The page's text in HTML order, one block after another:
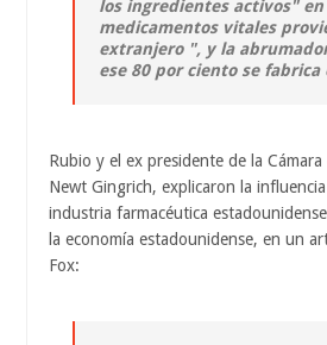
los ingredientes activos" en
medicamentos vitales
extranjero ", y la
ese 80 por ciento se fabrica
Rubio y el ex presidente de la
Newt Gingrich, explicaron la
industria farmacéutica
la economía estadounidense, en un
Fox: